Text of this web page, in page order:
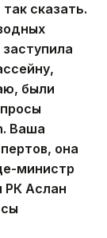
сказать.
были
Ваша
она
министр
РК Аслан